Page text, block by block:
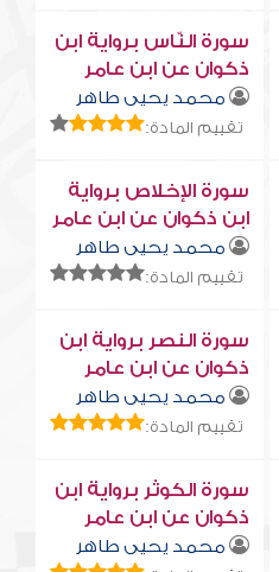
سورة النّاس برواية ابن
ذكوان عن ابن عامر
محمد يحيى طاهر
تقييم المادة:
سورة الإخلاص برواية
ابن ذكوان عن ابن عامر
محمد يحيى طاهر
تقييم المادة:
سورة النصر برواية ابن
ذكوان عن ابن عامر
محمد يحيى طاهر
تقييم المادة:
سورة الكوثر برواية ابن
ذكوان عن ابن عامر
محمد يحيى طاهر